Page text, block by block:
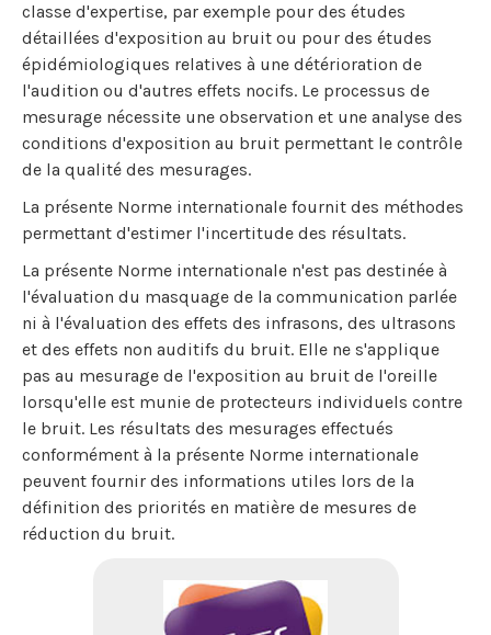
classe d'expertise, par exemple pour des études
détaillées d'exposition au bruit ou pour des études
épidémiologiques relatives à une détérioration de
l'audition ou d'autres effets nocifs. Le processus de
mesurage nécessite une observation et une analyse des
conditions d'exposition au bruit permettant le contrôle
de la qualité des mesurages.
La présente Norme internationale fournit des méthodes
permettant d'estimer l'incertitude des résultats.
La présente Norme internationale n'est pas destinée à
l'évaluation du masquage de la communication parlée
ni à l'évaluation des effets des infrasons, des ultrasons
et des effets non auditifs du bruit. Elle ne s'applique
pas au mesurage de l'exposition au bruit de l'oreille
lorsqu'elle est munie de protecteurs individuels contre
le bruit. Les résultats des mesurages effectués
conformément à la présente Norme internationale
peuvent fournir des informations utiles lors de la
définition des priorités en matière de mesures de
réduction du bruit.